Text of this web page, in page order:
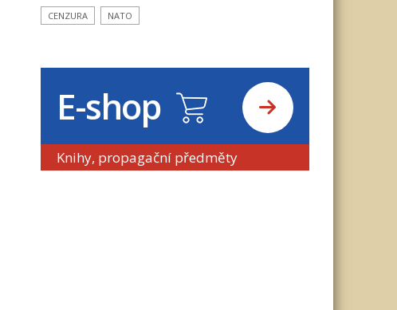
CENZURA NATO
E-shop
Knihy, propagační předměty